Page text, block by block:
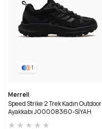
1
Merrell
Speed Strike 2 Trek Kadın Outdoor
Ayakkabı J00008360-SİYAH
★ ★ ★ ★ ★